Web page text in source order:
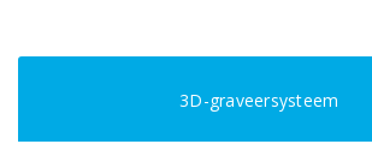
3D-graveersysteem